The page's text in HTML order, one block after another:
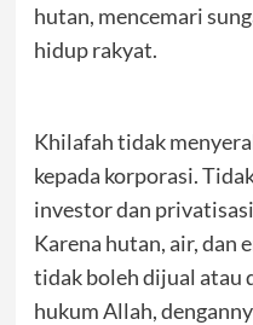
hutan, mencemari
hidup rakyat.
Khilafah tidak
kepada korporasi.
investor dan
Karena hutan, air, dan
tidak boleh dijual atau
hukum Allah,